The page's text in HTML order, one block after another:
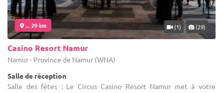
... 29 km (1) (29)
Casino Resort Namur
Namur - Province de Namur (WNA)
Salle de réception
Salle des fêtes : Le Circus Casino Resort Namur met à votre